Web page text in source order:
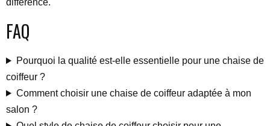
différence.
FAQ
Pourquoi la qualité est-elle essentielle pour une chaise de
coiffeur ?
Comment choisir une chaise de coiffeur adaptée à mon
salon ?